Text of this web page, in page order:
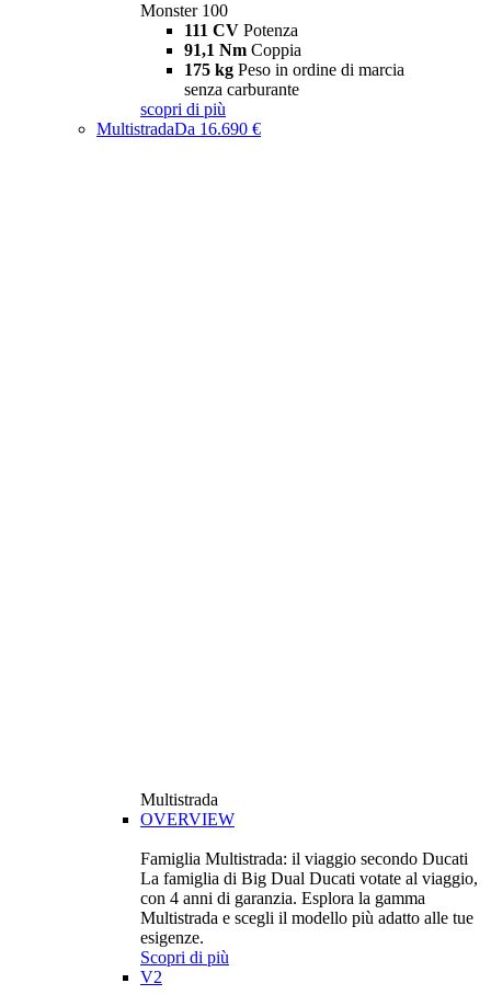
Monster 100
111 CV Potenza
91,1 Nm Coppia
175 kg Peso in ordine di marcia
senza carburante
scopri di più
MultistradaDa 16.690 €
Multistrada
OVERVIEW
Famiglia Multistrada: il viaggio secondo Ducati
La famiglia di Big Dual Ducati votate al viaggio,
con 4 anni di garanzia. Esplora la gamma
Multistrada e scegli il modello più adatto alle tue
esigenze.
Scopri di più
V2